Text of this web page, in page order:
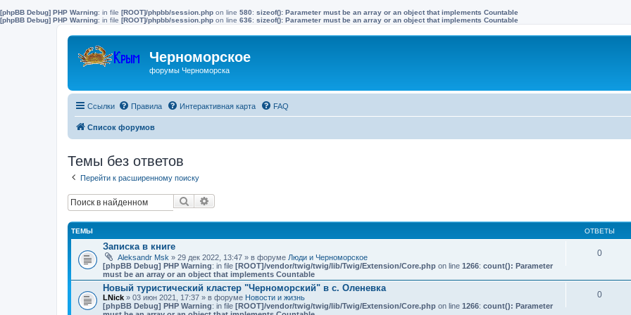
[phpBB Debug] PHP Warning: in file [ROOT]/phpbb/session.php on line 580: sizeof(): Parameter must be an array or an object that implements Countable
[phpBB Debug] PHP Warning: in file [ROOT]/phpbb/session.php on line 636: sizeof(): Parameter must be an array or an object that implements Countable
Черноморское
форумы Черноморска
Ссылки Правила Интерактивная карта FAQ
Список форумов
Темы без ответов
Перейти к расширенному поиску
Поиск
ТЕМЫ ОТВЕТЫ
Записка в книге
Aleksandr Msk » 29 дек 2022, 13:47 » в форуме Люди и Черноморское
[phpBB Debug] PHP Warning: in file [ROOT]/vendor/twig/twig/lib/Twig/Extension/Core.php on line 1266: count(): Parameter
must be an array or an object that implements Countable
0
Новый туристический кластер "Черноморский" в с. Оленевка
LNick » 03 июн 2021, 17:37 » в форуме Новости и жизнь
[phpBB Debug] PHP Warning: in file [ROOT]/vendor/twig/twig/lib/Twig/Extension/Core.php on line 1266: count(): Parameter
0